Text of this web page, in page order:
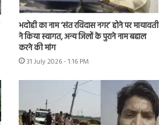
भदोही का नाम ‘संत रविदास नगर’ होने पर मायावती
ने किया स्वागत, अन्य जिलों के पुराने नाम बहाल
करने की मांग
31 July 2026 - 1:16 PM